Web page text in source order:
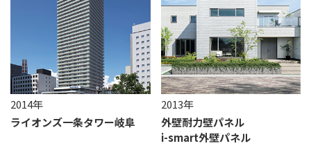
2014年
ライオンズ一条タワー岐阜
2013年
外壁耐力壁パネル
i-smart外壁パネル